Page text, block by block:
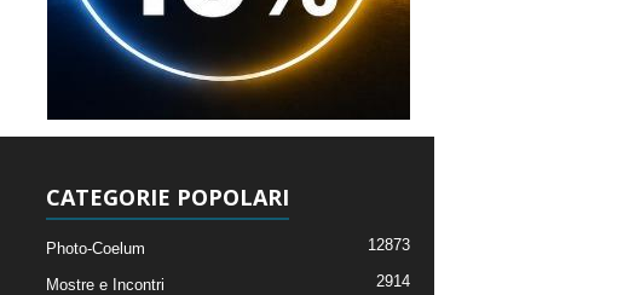
CATEGORIE POPOLARI
Photo-Coelum 12873
Mostre e Incontri 2914